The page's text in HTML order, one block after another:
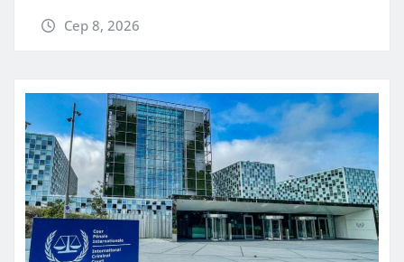
Сер 8, 2026